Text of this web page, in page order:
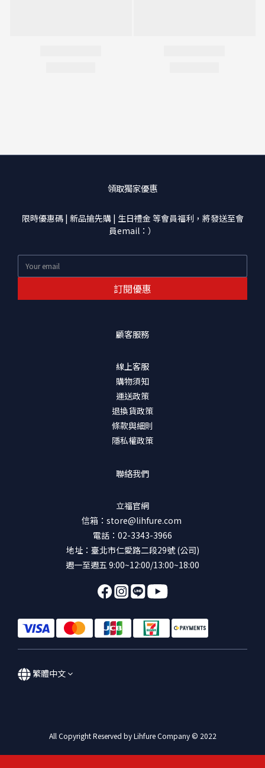
領取獨家優惠
限時優惠碼 | 新品搶先購 | 生日禮金 等會員福利，將發送至會
員email：）
訂閱優惠
顧客服務
線上客服
購物須知
運送政策
退換貨政策
條款與細則
隱私權政策
聯絡我們
立福官網
信箱：store@lihfure.com
電話：02-3343-3966
地址：臺北市仁愛路二段29號 (公司)
週一至週五 9:00~12:00/13:00~18:00
繁體中文
All Copyright Reserved by Lihfure Company © 2022